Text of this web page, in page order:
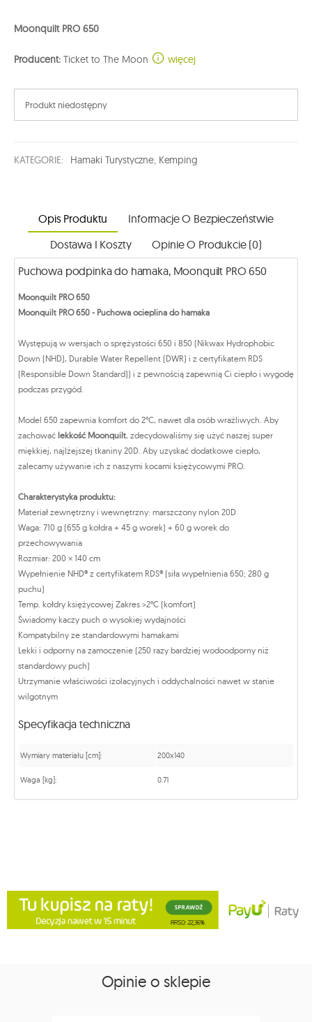
Moonquilt PRO 650
Producent: Ticket to The Moon więcej
Produkt niedostępny
KATEGORIE: Hamaki Turystyczne, Kemping
Opis Produktu
Informacje O Bezpieczeństwie
Dostawa I Koszty
Opinie O Produkcie (0)
Puchowa podpinka do hamaka, Moonquilt PRO 650
Moonquilt PRO 650
Moonquilt PRO 650 - Puchowa ocieplina do hamaka
Występują w wersjach o sprężystości 650 i 850 (Nikwax Hydrophobic
Down (NHD), Durable Water Repellent (DWR) i z certyfikatem RDS
(Responsible Down Standard)) i z pewnością zapewnią Ci ciepło i wygodę
podczas przygód.
Model 650 zapewnia komfort do 2°C, nawet dla osób wrażliwych. Aby
zachować lekkość Moonquilt, zdecydowaliśmy się użyć naszej super
miękkiej, najlżejszej tkaniny 20D. Aby uzyskać dodatkowe ciepło,
zalecamy używanie ich z naszymi kocami księżycowymi PRO.
Charakterystyka produktu:
Materiał zewnętrzny i wewnętrzny: marszczony nylon 20D
Waga: 710 g (655 g kołdra + 45 g worek) + 60 g worek do
przechowywania
Rozmiar: 200 × 140 cm
Wypełnienie NHD® z certyfikatem RDS® (siła wypełnienia 650; 280 g
puchu)
Temp. kołdry księżycowej Zakres >2°C (komfort)
Świadomy kaczy puch o wysokiej wydajności
Kompatybilny ze standardowymi hamakami
Lekki i odporny na zamoczenie (250 razy bardziej wodoodporny niż
standardowy puch)
Utrzymanie właściwości izolacyjnych i oddychalności nawet w stanie
wilgotnym
Specyfikacja techniczna
Wymiary materiału [cm]: 200x140
Waga [kg]: 0.71
Opinie o sklepie